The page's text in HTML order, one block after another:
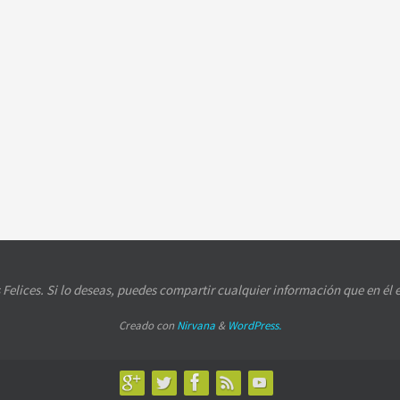
Si lo deseas, puedes compartir cualquier información que en él
Creado con Nirvana & WordPress.